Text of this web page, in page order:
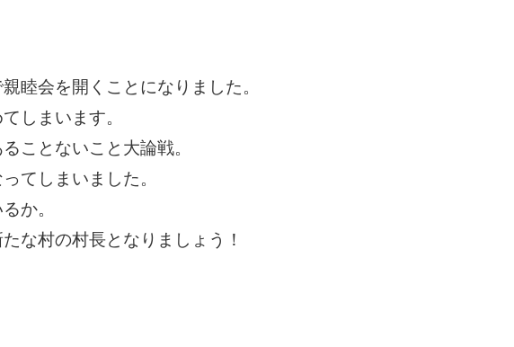
睦会を開くことになりました。
しまいます。
ことないこと大論戦。
てしまいました。
か。
な村の村長となりましょう！